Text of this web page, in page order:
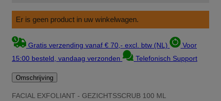
Er is geen product in uw winkelwagen.
Gratis verzending vanaf € 70,- excl. btw (NL)
Voor
15:00 besteld, vandaag verzonden
Telefonisch Support
Omschrijving
FACIAL EXFOLIANT - GEZICHTSSCRUB 100 ML